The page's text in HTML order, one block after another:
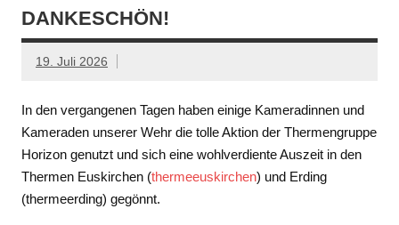
ANKESCHÖN!
19. Juli 2026
In den vergangenen Tagen haben einige Kameradinnen und
Kameraden unserer Wehr die tolle Aktion der Thermengruppe
Horizon genutzt und sich eine wohlverdiente Auszeit in den
Thermen Euskirchen (thermeeuskirchen) und Erding
(thermeerding) gegönnt.